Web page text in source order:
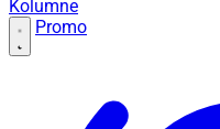
Kolumne
Promo